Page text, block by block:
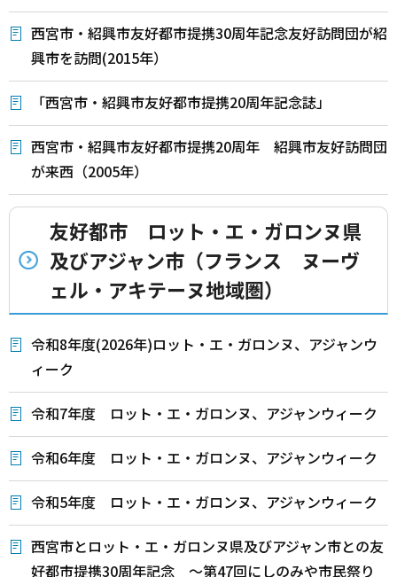
西宮市・紹興市友好都市提携30周年記念友好訪問団が紹
興市を訪問(2015年）
「西宮市・紹興市友好都市提携20周年記念誌」
西宮市・紹興市友好都市提携20周年 紹興市友好訪問団
が来西（2005年）
友好都市 ロット・エ・ガロンヌ県
及びアジャン市（フランス ヌーヴ
ェル・アキテーヌ地域圏）
令和8年度(2026年)ロット・エ・ガロンヌ、アジャンウ
ィーク
令和7年度 ロット・エ・ガロンヌ、アジャンウィーク
令和6年度 ロット・エ・ガロンヌ、アジャンウィーク
令和5年度 ロット・エ・ガロンヌ、アジャンウィーク
西宮市とロット・エ・ガロンヌ県及びアジャン市との友
好都市提携30周年記念 ～第47回にしのみや市民祭り